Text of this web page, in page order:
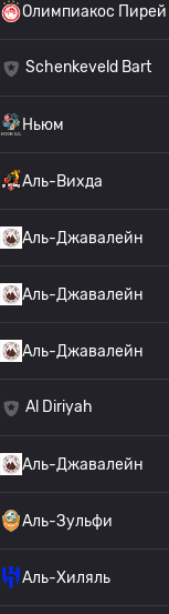
Олимпиакос Пирей
Schenkeveld Bart
Ньюм
Аль-Вихда
Аль-Джавалейн
Аль-Джавалейн
Аль-Джавалейн
Al Diriyah
Аль-Джавалейн
Аль-Зульфи
Аль-Хиляль